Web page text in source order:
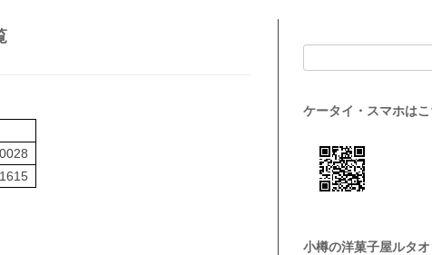
ケータイ・スマホは
小樽の洋菓子屋ルタオ